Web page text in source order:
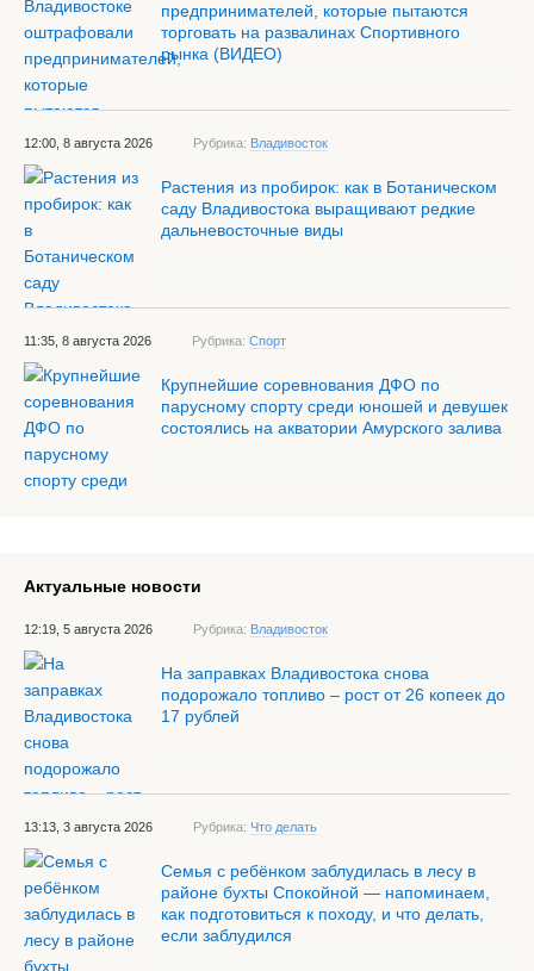
предпринимателей, которые пытаются
торговать на развалинах Спортивного
рынка (ВИДЕО)
12:00, 8 августа 2026 Рубрика: Владивосток
Растения из пробирок: как в Ботаническом
саду Владивостока выращивают редкие
дальневосточные виды
11:35, 8 августа 2026 Рубрика: Спорт
Крупнейшие соревнования ДФО по
парусному спорту среди юношей и девушек
состоялись на акватории Амурского залива
Актуальные новости
12:19, 5 августа 2026 Рубрика: Владивосток
На заправках Владивостока снова
подорожало топливо – рост от 26 копеек до
17 рублей
13:13, 3 августа 2026 Рубрика: Что делать
Семья с ребёнком заблудилась в лесу в
районе бухты Спокойной — напоминаем,
как подготовиться к походу, и что делать,
если заблудился